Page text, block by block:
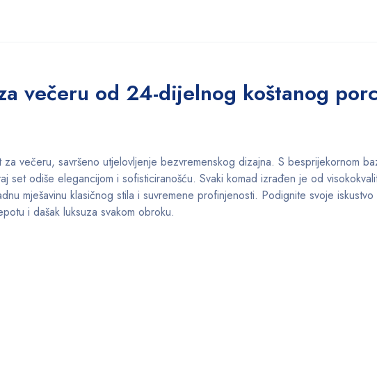
večeru od 24-dijelnog koštanog
večeru, savršeno utjelovljenje bezvremenskog dizajna. S besprijekornom
set odiše elegancijom i sofisticiranošću. Svaki komad izrađen je od
mješavinu klasičnog stila i suvremene profinjenosti. Podignite svoje
i dašak luksuza svakom obroku.